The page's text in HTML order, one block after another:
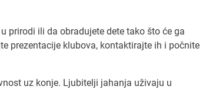
prirodi ili da obradujete dete tako što će ga
prezentacije klubova, kontaktirajte ih i počnite
uz konje. Ljubitelji jahanja uživaju u